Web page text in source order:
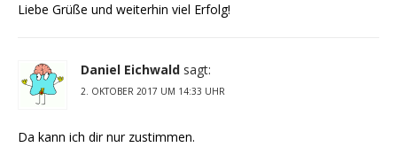
Liebe Grüße und weiterhin viel Erfolg!
Daniel Eichwald sagt:
2. OKTOBER 2017 UM 14:33 UHR
Da kann ich dir nur zustimmen.